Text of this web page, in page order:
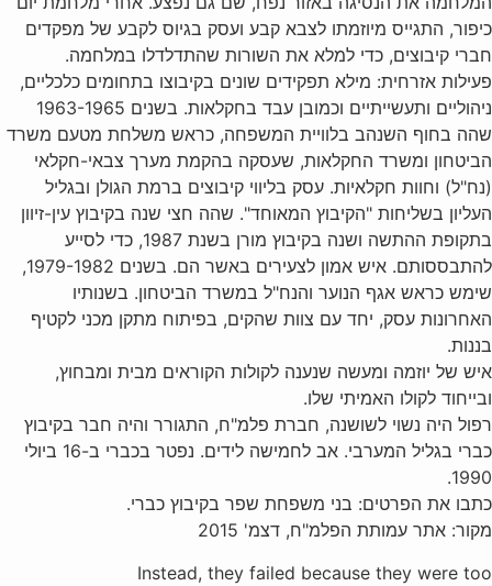
כיפור, התגייס מיוזמתו לצבא קבע ועסק בגיוס לקבע של מפקדים
חברי קיבוצים, כדי למלא את השורות שהתדלדלו במלחמה.
פעילות אזרחית: מילא תפקידים שונים בקיבוצו בתחומים כלכליים,
ניהוליים ותעשייתיים וכמובן עבד בחקלאות. בשנים 1963-1965
שהה בחוף השנהב בלוויית המשפחה, כראש משלחת מטעם משרד
הביטחון ומשרד החקלאות, שעסקה בהקמת מערך צבאי-חקלאי
(נח"ל) וחוות חקלאיות. עסק בליווי קיבוצים ברמת הגולן ובגליל
העליון בשליחות "הקיבוץ המאוחד". שהה חצי שנה בקיבוץ עין-זיוון
בתקופת ההתשה ושנה בקיבוץ מורן בשנת 1987, כדי לסייע
להתבססותם. איש אמון לצעירים באשר הם. בשנים 1979-1982,
שימש כראש אגף הנוער והנח"ל במשרד הביטחון. בשנותיו
האחרונות עסק, יחד עם צוות שהקים, בפיתוח מתקן מכני לקטיף
בננות.
איש של יוזמה ומעשה שנענה לקולות הקוראים מבית ומבחוץ,
ובייחוד לקולו האמיתי שלו.
רפול היה נשוי לשושנה, חברת פלמ"ח, התגורר והיה חבר בקיבוץ
כברי בגליל המערבי. אב לחמישה לידים. נפטר בכברי ב-16 ביולי
1990.
כתבו את הפרטים: בני משפחת שפר בקיבוץ כברי.
מקור: אתר עמותת הפלמ"ח, דצמ' 2015
Instead, they failed because they were too